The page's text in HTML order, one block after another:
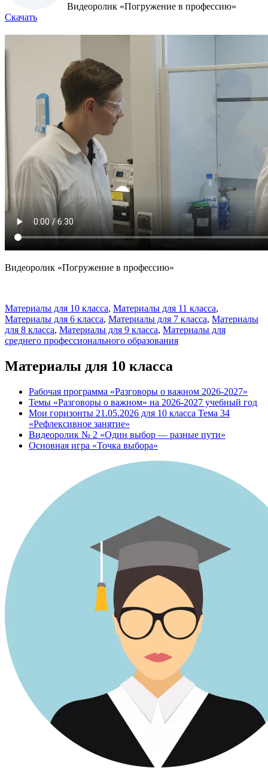
Видеоролик «Погружение в профессию»
Скачать
Видеоролик «Погружение в профессию»
Материалы для 10 класса, Материалы для 11 класса,
Материалы для 6 класса, Материалы для 7 класса, Материалы
для 8 класса, Материалы для 9 класса, Материалы для
среднего профессионального образования
Материалы для 10 класса
Рабочая программа «Разговоры о важном 2026-2027»
Темы «Разговоры о важном» на 2026-2027 учебный год
Мои горизонты 21.05.2026 для 10 класса Тема 34
«Рефлексивное занятие»
Видеоролик № 2 «Один выбор — разные пути»
Основная игра «Точка выбора»